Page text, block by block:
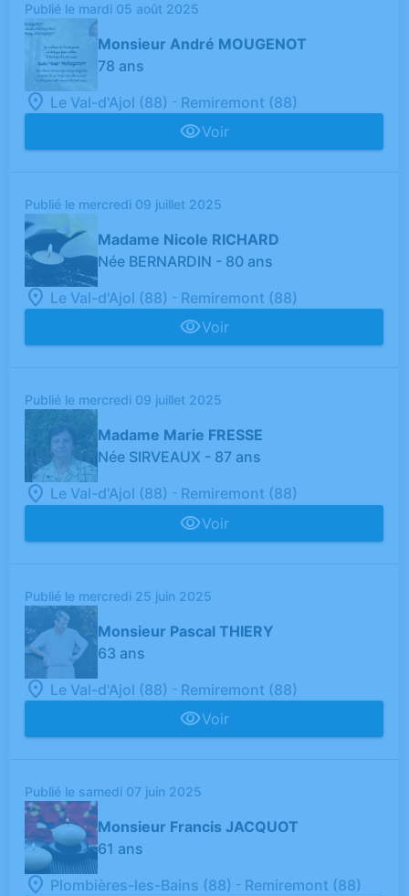
Publié le mardi 05 août 2025
Monsieur André MOUGENOT
78 ans
Le Val-d'Ajol (88) - Remiremont (88)
Voir
Publié le mercredi 09 juillet 2025
Madame Nicole RICHARD
Née BERNARDIN - 80 ans
Le Val-d'Ajol (88) - Remiremont (88)
Voir
Publié le mercredi 09 juillet 2025
Madame Marie FRESSE
Née SIRVEAUX - 87 ans
Le Val-d'Ajol (88) - Remiremont (88)
Voir
Publié le mercredi 25 juin 2025
Monsieur Pascal THIERY
63 ans
Le Val-d'Ajol (88) - Remiremont (88)
Voir
Publié le samedi 07 juin 2025
Monsieur Francis JACQUOT
61 ans
Plombières-les-Bains (88) - Remiremont (88)